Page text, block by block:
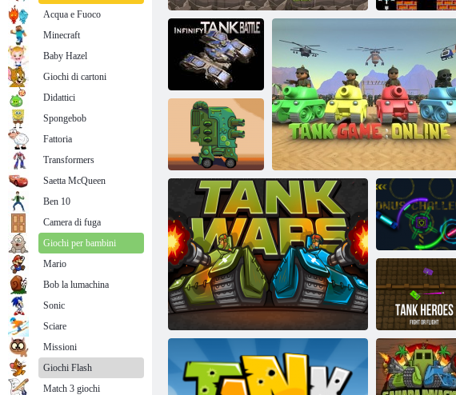
Difensore del serbatoio
90 Battaglia di
carri armati
Battaglia infinita
di carri armati
Gioco di carri armati: online
Maestro di carri
armati
Arena del
serbatoio al neon
Heroes del
serbatoio:
combattimento o
volo
Acqua e Fuoco
Minecraft
Baby Hazel
Giochi di cartoni
Didattici
Spongebob
Fattoria
Transformers
Saetta McQueen
Ben 10
Camera di fuga
Giochi per bambini
Mario
Bob la lumachina
Sonic
Sciare
Missioni
Giochi Flash
Match 3 giochi